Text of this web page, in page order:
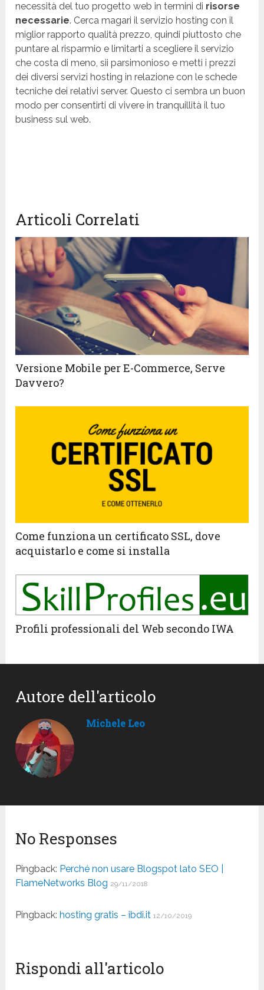
necessità del tuo progetto web in termini di risorse
necessarie. Cerca magari il servizio hosting con il
miglior rapporto qualità prezzo, quindi piuttosto che
puntare al risparmio e limitarti a scegliere il servizio
che costa di meno, sii parsimonioso e metti i prezzi
dei diversi servizi hosting in relazione con le schede
tecniche dei relativi server. Questo ci sembra un buon
modo per consentirti di vivere in tranquillità il tuo
business sul web.
Articoli Correlati
Versione Mobile per E-Commerce, Serve
Davvero?
Come funziona un certificato SSL, dove
acquistarlo e come si installa
Profili professionali del Web secondo IWA
Autore dell'articolo
Michele Leo
No Responses
Pingback: Perché non usare Blogspot lato SEO |
FlameNetworks Blog 29/11/2018
Pingback:hosting gratis – ibdi.it 12/10/2019
Rispondi all'articolo